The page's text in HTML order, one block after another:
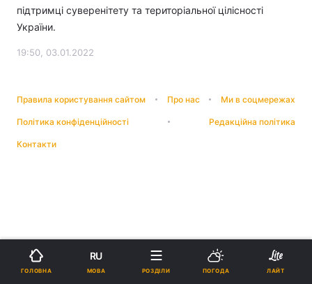
підтримці суверенітету та територіальної цілісності
України.
19:50, 03.01.2022
Правила користування сайтом Про нас Ми в соцмережах
Політика конфіденційності Редакційна політика
Контакти
ГОЛОВНА
RU
МОВА РОЗДІЛИ ПОГОДА ЛАЙТ